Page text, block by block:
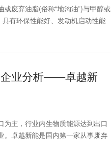
废弃油脂(俗称“地沟油”)与甲醇或
有环保性能好、发动机启动性能
业分析——卓越新
主，行业内生物质能源达到出口
。卓越新能是国内第一家从事废弃